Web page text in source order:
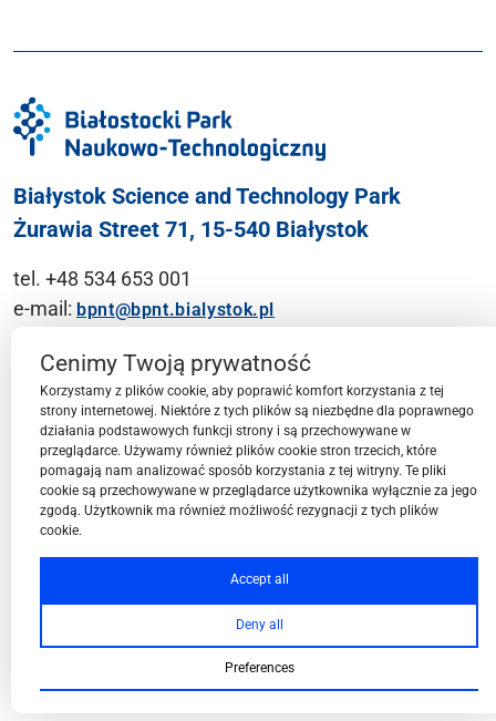
Białystok Science and Technology Park
Żurawia Street 71, 15-540 Białystok
tel. +48 534 653 001
e-mail: bpnt@bpnt.bialystok.pl
Contact
BPN-T Area
BPN-T Offer
Cenimy Twoją prywatność
Korzystamy z plików cookie, aby poprawić komfort korzystania z tej
strony internetowej. Niektóre z tych plików są niezbędne dla poprawnego
działania podstawowych funkcji strony i są przechowywane w
przeglądarce. Używamy również plików cookie stron trzecich, które
pomagają nam analizować sposób korzystania z tej witryny. Te pliki
cookie są przechowywane w przeglądarce użytkownika wyłącznie za jego
zgodą. Użytkownik ma również możliwość rezygnacji z tych plików
cookie.
Accept all
Deny all
Preferences